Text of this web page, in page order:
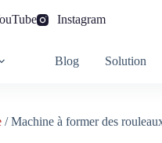
Instagram
Blog Solution
/ Machine à former des